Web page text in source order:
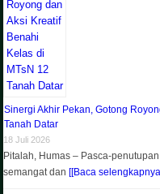
Sinergi Akhir Pekan, Gotong
Tanah Datar
18 Juli 2026
Pitalah, Humas – Pasca-
semangat dan[[Baca